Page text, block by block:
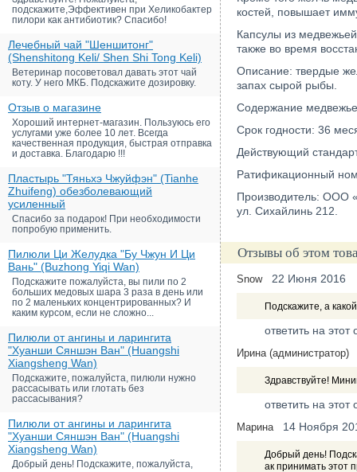
подскажите,Эффективен при Хеликобактер
пилори как антибиотик? Спасибо!
Лечебный чай "Шеншитонг"
(Shenshitong Keli/ Shen Shi Tong Keli)
Ветеринар посоветовал давать этот чай
коту. У него МКБ. Подскажите дозировку.
Отзыв о магазине
Хороший интернет-магазин. Пользуюсь его
услугами уже более 10 лет. Всегда
качественная продукция, быстрая отправка
и доставка. Благодарю !!!
Пластырь "Тяньхэ Чжуйфэн" (Tianhe
Zhuifeng) обезболевающий
усиленный
Спасибо за подарок! При необходимости
попробую применить.
Пилюли Ци Желудка "Бу Чжун И Ци
Вань" (Buzhong Yiqi Wan)
Подскажите пожалуйста, вы пили по 2
больших медовых шара 3 раза в день или
по 2 маленьких концентрированных? И
каким курсом, если не сложно...
Пилюли от ангины и ларингита
"Хуанши Сяншэн Ван" (Huangshi
Xiangsheng Wan)
Подскажите, пожалуйста, пилюли нужно
рассасывать или глотать без
рассасывания?
Пилюли от ангины и ларингита
"Хуанши Сяншэн Ван" (Huangshi
Xiangsheng Wan)
Добрый день! Подскажите, пожалуйста,
костей, повышает
Капсулы из
также во время
Описание: твердые
запах сырой рыбы.
Содержание
Срок годности: 36
Действующий
Ратификационный
Производитель: ООО
ул. Сихайлинь 212.
Отзывы об этом
Snow 22 Июня 2016
Подскажите, а
ответить на этот
Ирина (администратор)
Здравствуйте!
ответить на этот
Марина 14 Ноября
Добрый день!
ак принимать этот